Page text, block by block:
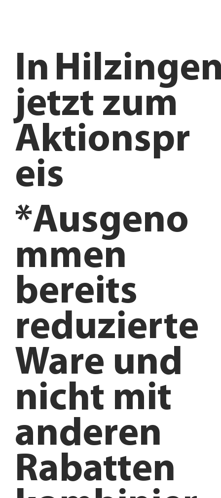
jetzt zum
Aktionspr
eis
In
*Ausgeno
mmen
bereits
reduzierte
Ware und
nicht mit
anderen
Rabatten